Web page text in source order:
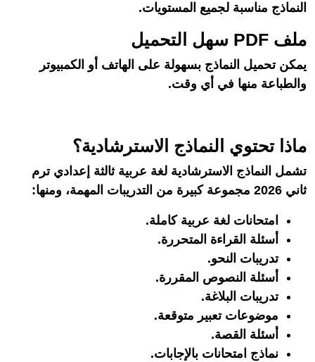
النماذج مناسبة لجميع المستويات.
ملف PDF سهل التحميل
يمكن تحميل النماذج بسهولة على الهاتف أو الكمبيوتر
والطباعة منها في أي وقت.
ماذا تحتوي النماذج الاسترشادية؟
تشمل النماذج الاسترشادية لغة عربية ثالثة إعدادي ترم
ثاني 2026 مجموعة كبيرة من التدريبات المهمة، ومنها:
امتحانات لغة عربية كاملة.
أسئلة القراءة المتحررة.
تدريبات النحو.
أسئلة النصوص المقررة.
تدريبات البلاغة.
موضوعات تعبير متوقعة.
أسئلة القصة.
نماذج امتحانات بالإجابات.